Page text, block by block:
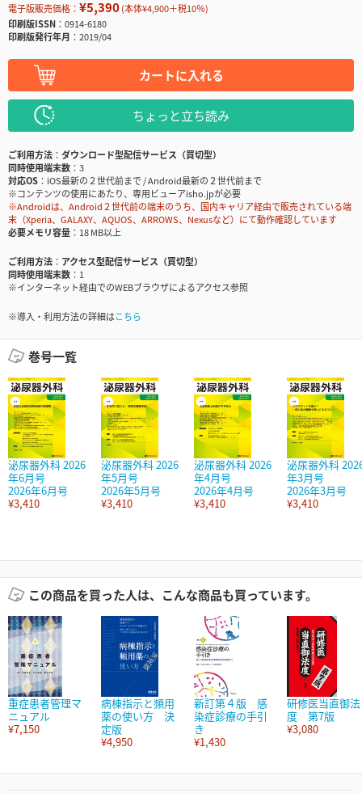
電子版販売価格： ¥5,390(本体¥4,900＋税10％)
印刷版ISSN
0914-6180
印刷版発行年月
2019/04
カートに入れる
ちょっと立ち読み
ご利用方法
ダウンロード型配信サービス（買切型）
同時使用端末数
3
対応OS
iOS最新の２世代前まで / Android最新の２世代前まで
※コンテンツの使用にあたり、専用ビューアisho.jpが必要
※Androidは、Android２世代前の端末のうち、国内キャリア経由で販売されている端
末（Xperia、GALAXY、AQUOS、ARROWS、Nexusなど）にて動作確認しています
必要メモリ容量
18 MB以上
ご利用方法
アクセス型配信サービス（買切型）
同時使用端末数
1
※インターネット経由でのWEBブラウザによるアクセス参照
※導入・利用方法の詳細はこちら
巻号一覧
泌尿器外科 2026
年6月号
2026年6月号
¥3,410
泌尿器外科 2026
年5月号
2026年5月号
¥3,410
泌尿器外科 2026
年4月号
2026年4月号
¥3,410
泌尿器外科
年3月号
2026年3月号
¥3,410
この商品を買った人は、こんな商品も買っています。
重症患者管理マ
ニュアル
¥7,150
病棟指示と頻用
薬の使い方 決
定版
¥4,950
新訂第４版 感
染症診療の手引
き
¥1,430
研修医当直御法
度 第7版
¥3,080